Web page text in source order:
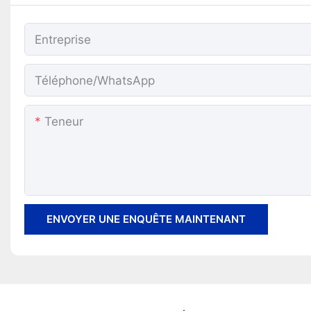
Entreprise
Téléphone/WhatsApp
Teneur
ENVOYER UNE ENQUÊTE MAINTENANT